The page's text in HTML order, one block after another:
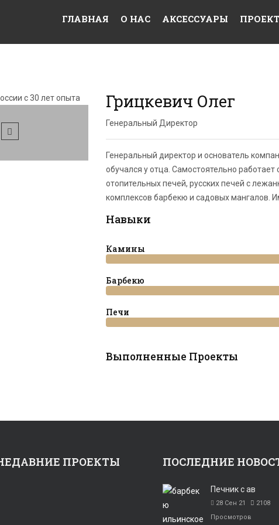
ГЛАВНАЯ О НАС АКСЕССУАРЫ
Грицкевич Олег
Генеральный Директор
Генеральный директор и основатель
обучался у отца. Самостоятельно
отопительных печей, русских печей с
комплексов барбекю и садовых мангалов.
Навыки
Камины
Барбекю
Печи
Выполненные Проекты
ПРОЕКТЫ ПОСЛЕДНИЕ
Печник с ав
28 Сен 21
2108
Просмотров